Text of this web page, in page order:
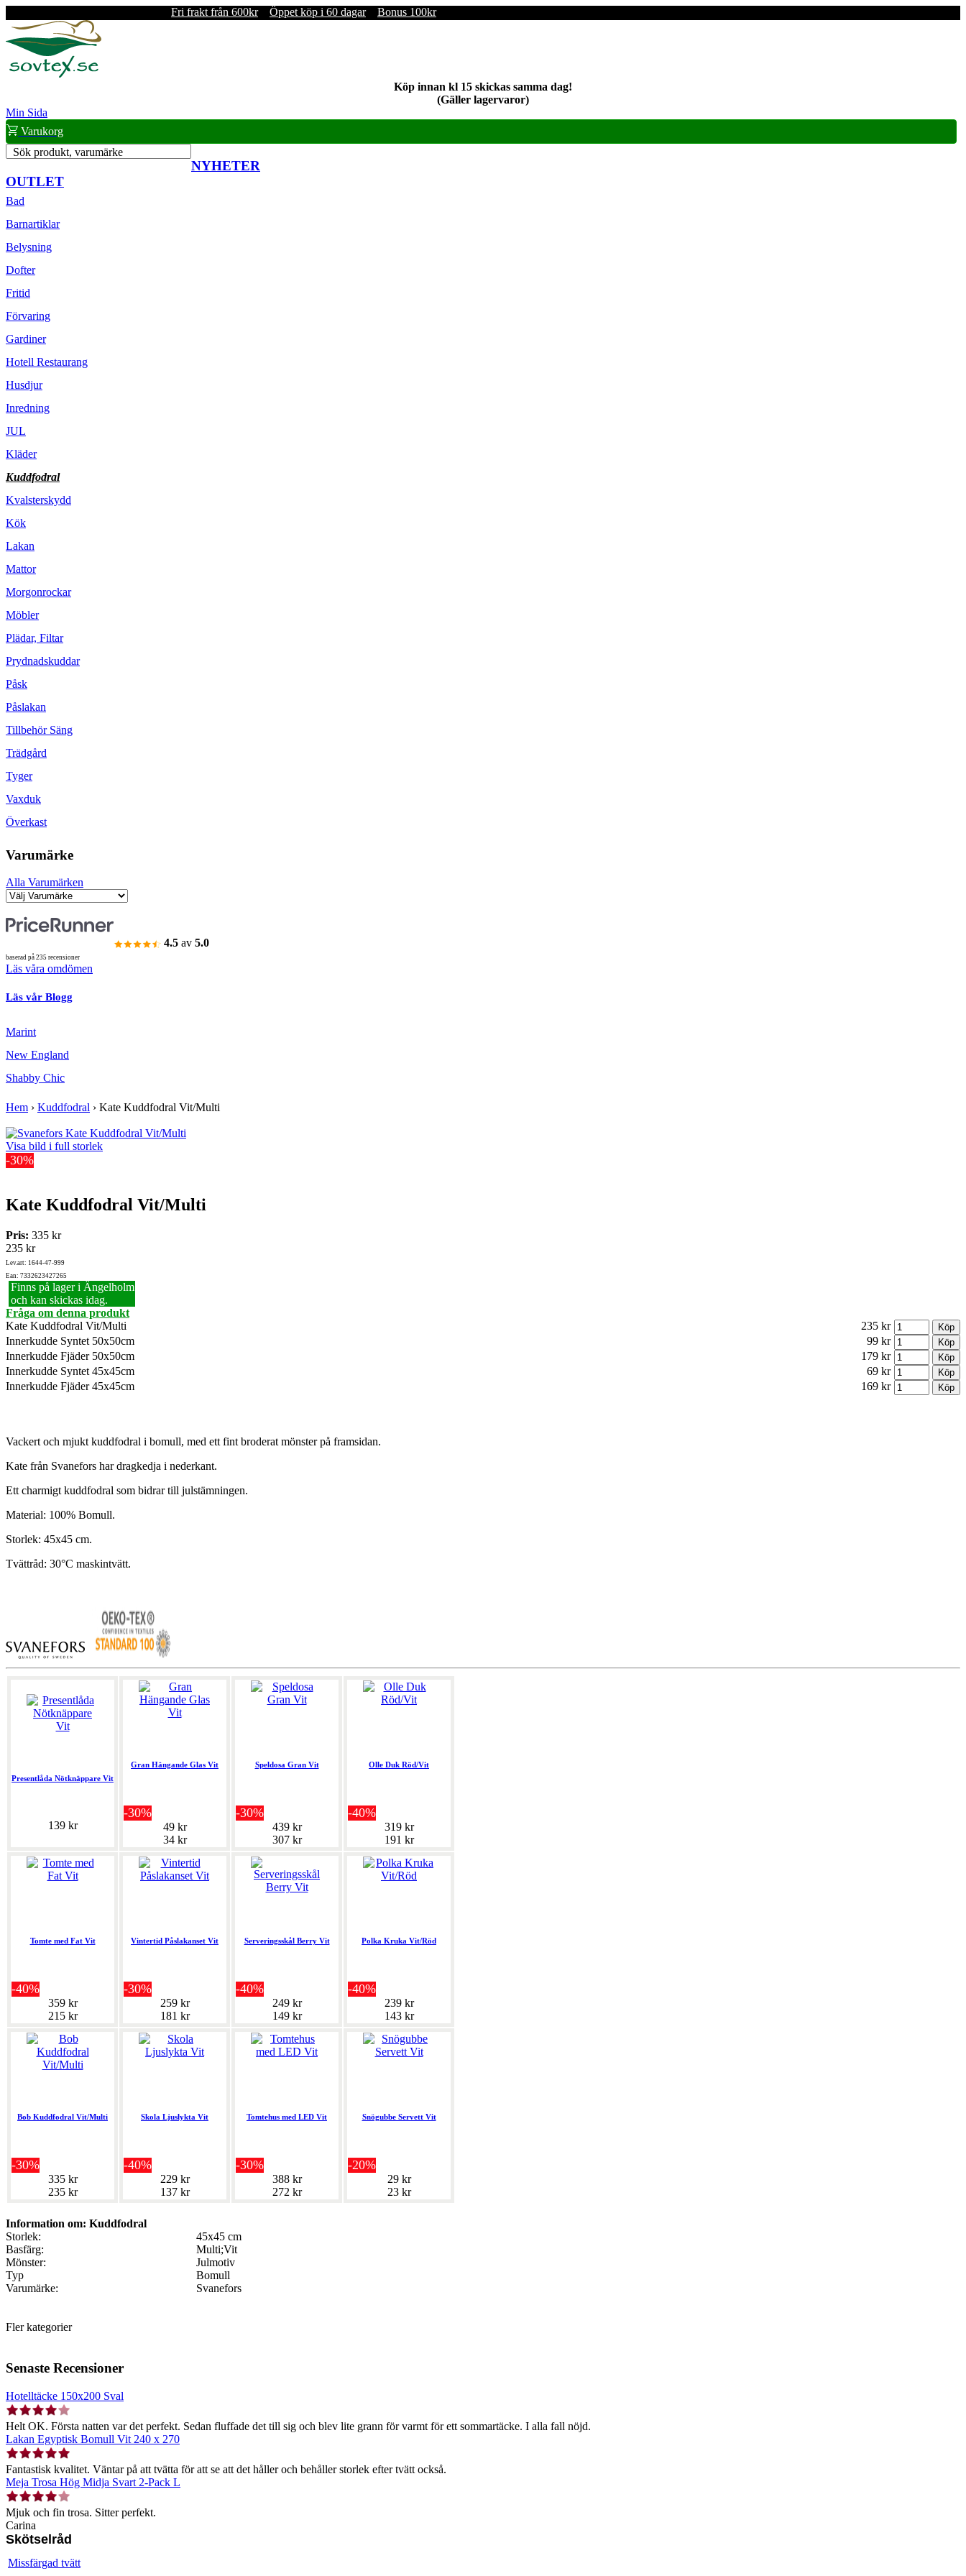
Fri frakt från 600kr Öppet köp i 60 dagar Bonus 100kr
Köp innan kl 15 skickas samma dag!
(Gäller lagervaror)
Min Sida
Varukorg
Sök produkt, varumärke
NYHETER
OUTLET
Bad
Barnartiklar
Belysning
Dofter
Fritid
Förvaring
Gardiner
Hotell Restaurang
Husdjur
Inredning
JUL
Kläder
Kuddfodral
Kvalsterskydd
Kök
Lakan
Mattor
Morgonrockar
Möbler
Plädar, Filtar
Prydnadskuddar
Påsk
Påslakan
Tillbehör Säng
Trädgård
Tyger
Vaxduk
Överkast
Varumärke
Alla Varumärken
4.5 av 5.0
baserad på 235 recensioner
Läs våra omdömen
Läs vår Blogg
Marint
New England
Shabby Chic
Hem › Kuddfodral › Kate Kuddfodral Vit/Multi
Visa bild i full storlek
-30%
Kate Kuddfodral Vit/Multi
Pris: 335 kr
235 kr
Lev.art: 1644-47-999
Ean: 7332623427265
Finns på lager i Ängelholm
och kan skickas idag.
Fråga om denna produkt
Kate Kuddfodral Vit/Multi
235 kr
Innerkudde Syntet 50x50cm
99 kr
Innerkudde Fjäder 50x50cm
179 kr
Innerkudde Syntet 45x45cm
69 kr
Innerkudde Fjäder 45x45cm
169 kr
Vackert och mjukt kuddfodral i bomull, med ett fint broderat mönster på framsidan.
Kate från Svanefors har dragkedja i nederkant.
Ett charmigt kuddfodral som bidrar till julstämningen.
Material: 100% Bomull.
Storlek: 45x45 cm.
Tvättråd: 30°C maskintvätt.
Presentlåda Nötknäppare Vit
139 kr
Gran Hängande Glas Vit
-30%
49 kr
34 kr
Speldosa Gran Vit
-30%
439 kr
307 kr
Olle Duk Röd/Vit
-40%
319 kr
191 kr
Tomte med Fat Vit
-40%
359 kr
215 kr
Vintertid Påslakanset Vit
-30%
259 kr
181 kr
Serveringsskål Berry Vit
-40%
249 kr
149 kr
Polka Kruka Vit/Röd
-40%
239 kr
143 kr
Bob Kuddfodral Vit/Multi
-30%
335 kr
235 kr
Skola Ljuslykta Vit
-40%
229 kr
137 kr
Tomtehus med LED Vit
-30%
388 kr
272 kr
Snögubbe Servett Vit
-20%
29 kr
23 kr
Information om: Kuddfodral
Storlek:
45x45 cm
Basfärg:
Multi;Vit
Mönster:
Julmotiv
Typ
Bomull
Varumärke:
Svanefors
Fler kategorier
Senaste Recensioner
Hotelltäcke 150x200 Sval
Helt OK. Första natten var det perfekt. Sedan fluffade det till sig och blev lite grann för varmt för ett sommartäcke. I alla fall nöjd.
Lakan Egyptisk Bomull Vit 240 x 270
Fantastisk kvalitet. Väntar på att tvätta för att se att det håller och behåller storlek efter tvätt också.
Meja Trosa Hög Midja Svart 2-Pack L
Mjuk och fin trosa. Sitter perfekt.
Carina
Skötselråd
Missfärgad tvätt